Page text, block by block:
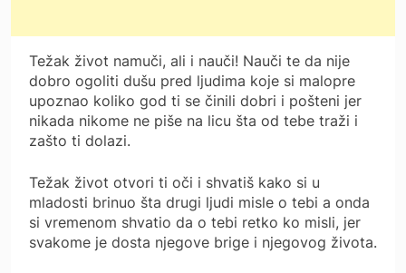
Težak život namuči, ali i nauči! Nauči te da nije
dobro ogoliti dušu pred ljudima koje si malopre
upoznao koliko god ti se činili dobri i pošteni jer
nikada nikome ne piše na licu šta od tebe traži i
zašto ti dolazi.
Težak život otvori ti oči i shvatiš kako si u
mladosti brinuo šta drugi ljudi misle o tebi a onda
si vremenom shvatio da o tebi retko ko misli, jer
svakome je dosta njegove brige i njegovog života.